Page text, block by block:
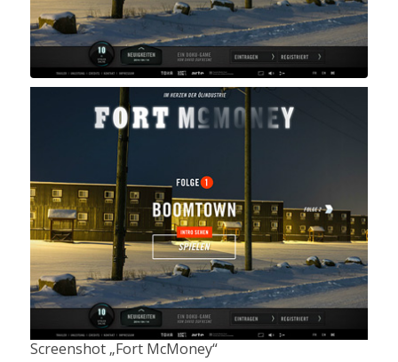
Screenshot „Fort McMoney“